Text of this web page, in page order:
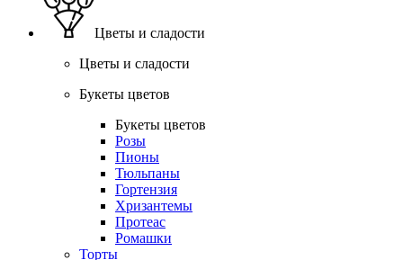
Цветы и сладости
Цветы и сладости
Букеты цветов
Букеты цветов
Розы
Пионы
Тюльпаны
Гортензия
Хризантемы
Протеас
Ромашки
Торты